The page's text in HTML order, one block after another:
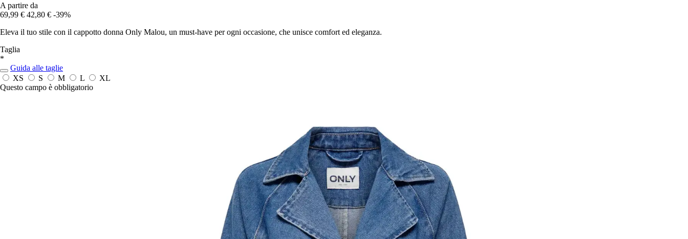
A partire da
69,99 € 42,80 € -39%
Eleva il tuo stile con il cappotto donna Only Malou, un must-have per ogni occasione, che unisce comfort ed eleganza.
Taglia
*
Guida alle taglie
XS
S M L
XL
Questo campo è obbligatorio